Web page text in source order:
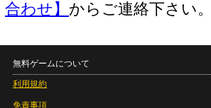
合わせ】 からご連絡下さい。
無料ゲームについて
利用規約
免責事項